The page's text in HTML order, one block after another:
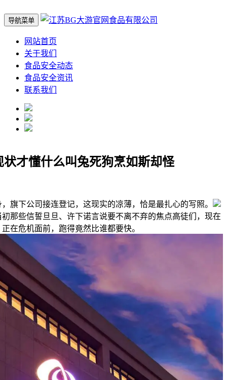
导航菜单
网站首页
关于我们
食品安全动态
食品安全资讯
联系我们
才懂什么叫兔死狗烹如斯却怪
下公司接连登记，这现实的凉薄，恰是最扎心的写照。
那些信誓旦旦、许下诺言说要不离不弃的焦点高徒们，现在
正在危机面前，跑得竟然比谁都要快。